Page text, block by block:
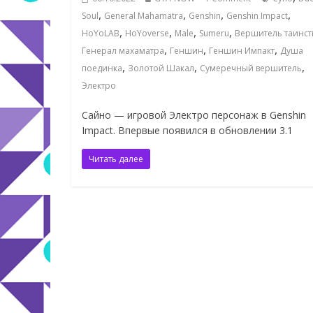
Soul, General Mahamatra, Genshin, Genshin Impact,
HoYoLAB, HoYoverse, Male, Sumeru, Вершитель
Генерал махаматра, Геншин, Геншин Импакт, Душа
поединка, Золотой Шакал, Сумеречный вершитель,
Электро
Сайно — игровой Электро персонаж в Genshin
Impact. Впервые появился в обновлении 3.1
Читать далее